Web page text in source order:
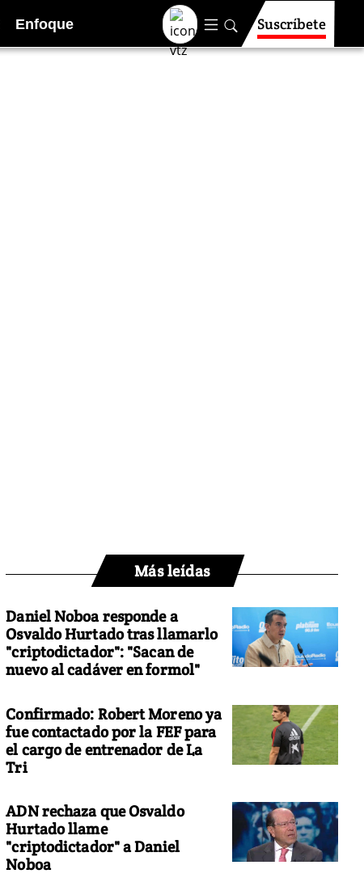
Enfoque Suscríbete
Más leídas
Daniel Noboa responde a
Osvaldo Hurtado tras llamarlo
"criptodictador": "Sacan de
nuevo al cadáver en formol"
Confirmado: Robert Moreno ya
fue contactado por la FEF para
el cargo de entrenador de La
Tri
ADN rechaza que Osvaldo
Hurtado llame
"criptodictador" a Daniel
Noboa